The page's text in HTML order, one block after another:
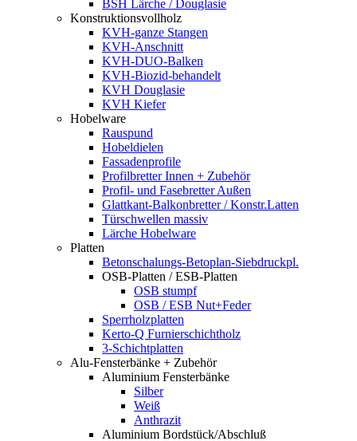
BSH Lärche / Douglasie
Konstruktionsvollholz
KVH-ganze Stangen
KVH-Anschnitt
KVH-DUO-Balken
KVH-Biozid-behandelt
KVH Douglasie
KVH Kiefer
Hobelware
Rauspund
Hobeldielen
Fassadenprofile
Profilbretter Innen + Zubehör
Profil- und Fasebretter Außen
Glattkant-Balkonbretter / Konstr.Latten
Türschwellen massiv
Lärche Hobelware
Platten
Betonschalungs-Betoplan-Siebdruckpl.
OSB-Platten / ESB-Platten
OSB stumpf
OSB / ESB Nut+Feder
Sperrholzplatten
Kerto-Q Furnierschichtholz
3-Schichtplatten
Alu-Fensterbänke + Zubehör
Aluminium Fensterbänke
Silber
Weiß
Anthrazit
Aluminium Bordstück/Abschluß